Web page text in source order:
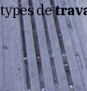
types de